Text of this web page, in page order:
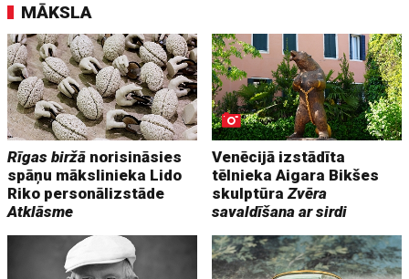
MĀKSLA
Rīgas biržā norisināsies
spāņu mākslinieka Lido
Riko personālizstāde
Atklāsme
Venēcijā izstādīta
tēlnieka Aigara Bikšes
skulptūraZvēra
savaldīšana ar sirdi